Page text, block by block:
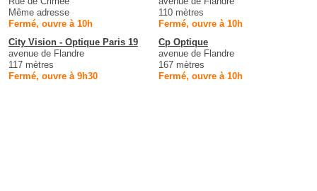
Même adresse
Fermé, ouvre à 10h
110 mètres
Fermé, ouvre à 10h
City Vision - Optique Paris 19
avenue de Flandre
117 mètres
Fermé, ouvre à 9h30
Cp Optique
avenue de Flandre
167 mètres
Fermé, ouvre à 10h